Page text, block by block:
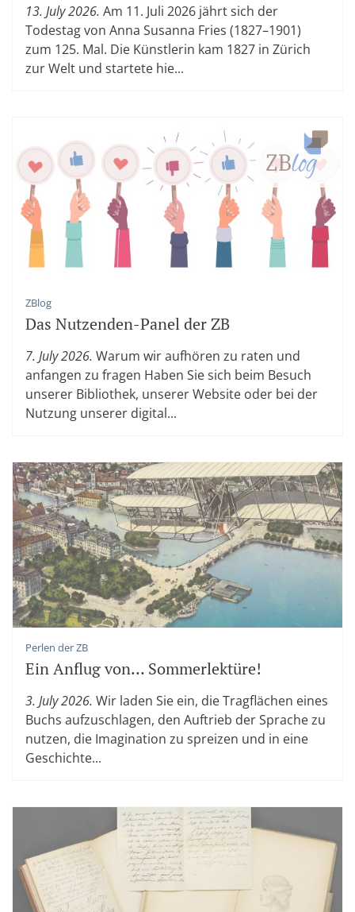
13. July 2026. Am 11. Juli 2026 jährt sich der
Todestag von Anna Susanna Fries (1827–1901)
zum 125. Mal. Die Künstlerin kam 1827 in Zürich
zur Welt und startete hie...
ZBlog
Das Nutzenden-Panel der ZB
7. July 2026. Warum wir aufhören zu raten und
anfangen zu fragen Haben Sie sich beim Besuch
unserer Bibliothek, unserer Website oder bei der
Nutzung unserer digital...
Perlen der ZB
Ein Anflug von… Sommerlektüre!
3. July 2026. Wir laden Sie ein, die Tragflächen eines
Buchs aufzuschlagen, den Auftrieb der Sprache zu
nutzen, die Imagination zu spreizen und in eine
Geschichte...